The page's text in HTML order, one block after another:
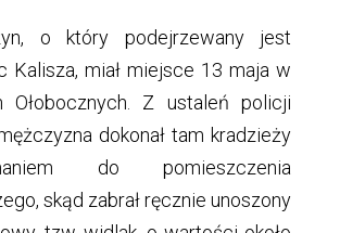
o który podejrzewany jest
Kalisza, miał miejsce 13 maja w
Ołobocznych. Z ustaleń policji
dokonał tam kradzieży
do pomieszczenia
skąd zabrał ręcznie unoszony